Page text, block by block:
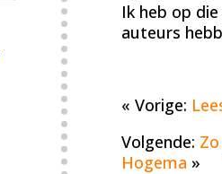
Ik heb op
auteurs
« Vorige:
Volgende:
Hogema »